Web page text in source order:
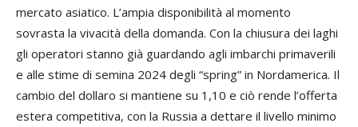
mercato asiatico. L’ampia disponibilità al momento
sovrasta la vivacità della domanda. Con la chiusura dei laghi
gli operatori stanno già guardando agli imbarchi primaverili
e alle stime di semina 2024 degli “spring” in Nordamerica. Il
cambio del dollaro si mantiene su 1,10 e ciò rende l’offerta
estera competitiva, con la Russia a dettare il livello minimo